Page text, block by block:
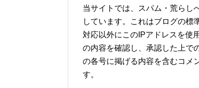
当サイトでは、スパム・荒らし
しています。これはブログの標
対応以外にこのIPアドレスを使
の内容を確認し、承認した上で
の各号に掲げる内容を含むコメ
す。